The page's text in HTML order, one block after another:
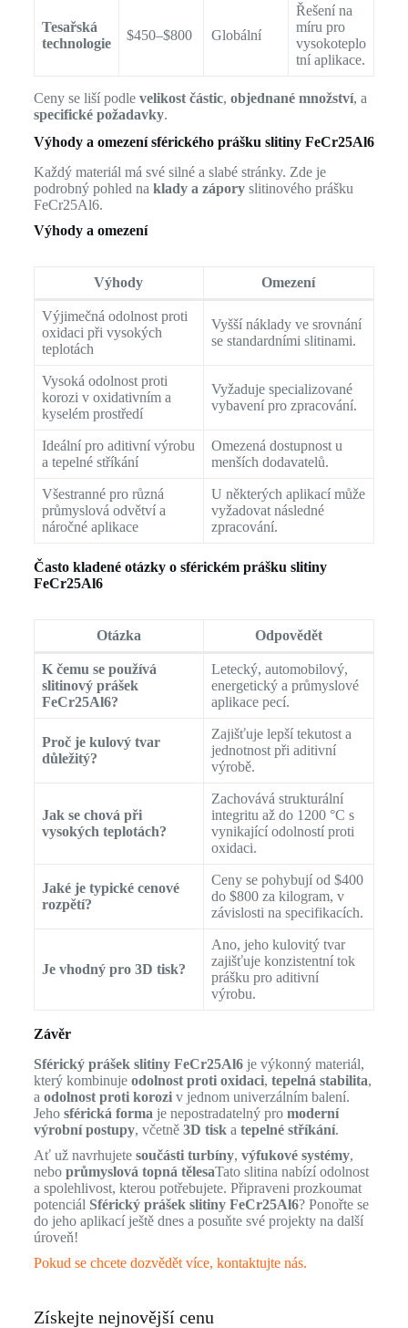
Tesařská
technologie
$450–$800 Globální
Řešení na
míru pro
vysokoteplo
tní aplikace.
Ceny se liší podle velikost částic, objednané množství, a
specifické požadavky.
Výhody a omezení sférického prášku slitiny FeCr25Al6
Každý materiál má své silné a slabé stránky. Zde je
podrobný pohled na klady a záporyslitinového prášku
FeCr25Al6.
Výhody a omezení
Výhody Omezení
Výjimečná odolnost proti
oxidaci při vysokých
teplotách
Vyšší náklady ve srovnání
se standardními slitinami.
Vysoká odolnost proti
korozi v oxidativním a
kyselém prostředí
Vyžaduje specializované
vybavení pro zpracování.
Ideální pro aditivní výrobu
a tepelné stříkání
Omezená dostupnost u
menších dodavatelů.
Všestranné pro různá
průmyslová odvětví a
náročné aplikace
U některých aplikací může
vyžadovat následné
zpracování.
Často kladené otázky o sférickém prášku slitiny
FeCr25Al6
Otázka Odpovědět
K čemu se používá
slitinový prášek
FeCr25Al6?
Letecký, automobilový,
energetický a průmyslové
aplikace pecí.
Proč je kulový tvar
důležitý?
Zajišťuje lepší tekutost a
jednotnost při aditivní
výrobě.
Jak se chová při
vysokých teplotách?
Zachovává strukturální
integritu až do 1200 °C s
vynikající odolností proti
oxidaci.
Jaké je typické cenové
rozpětí?
Ceny se pohybují od $400
do $800 za kilogram, v
závislosti na specifikacích.
Je vhodný pro 3D tisk?
Ano, jeho kulovitý tvar
zajišťuje konzistentní tok
prášku pro aditivní
výrobu.
Závěr
Sférický prášek slitiny FeCr25Al6je výkonný materiál,
který kombinuje odolnost proti oxidaci, tepelná stabilita,
a odolnost proti koroziv jednom univerzálním balení.
Jeho sférická forma je nepostradatelný pro moderní
výrobní postupy, včetně 3D tiska tepelné stříkání.
Ať už navrhujete součásti turbíny, výfukové systémy,
nebo průmyslová topná tělesaTato slitina nabízí odolnost
a spolehlivost, kterou potřebujete. Připraveni prozkoumat
potenciál Sférický prášek slitiny FeCr25Al6? Ponořte se
do jeho aplikací ještě dnes a posuňte své projekty na další
úroveň!
Pokud se chcete dozvědět více, kontaktujte nás.
Získejte nejnovější cenu